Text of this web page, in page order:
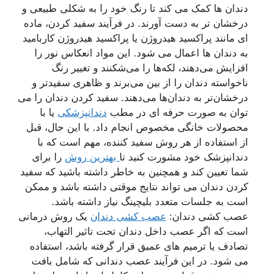
دندان ها کمک می کند تا رنگ خود را به شکلی طبیعی و
درخشان تر به دست آورند. در فرآیند سفید کردن، ماده
ای مانند پراکسید هیدروژن یا پراکسید هیدروژن کاربامید
به دندان ها اعمال می شود. این مواد انعکاس نور را
افزایش می‌دهند، لکه‌ها را می‌شکنند و تغییر رنگ
ناخواسته دندان را از بین می‌برند و ظاهری سفیدتر و
درخشان‌تر به دندان‌ها می‌دهند. سفید کردن دندان را می
توان به صورت حرفه ای در مطب دندانپزشکی یا با
محصولات خانگی مخصوص انجام داد. با این حال، قبل
از استفاده از هر روش سفید کننده، مهم است که با
دندانپزشک خود مشورت کنید تا بهترین روش را برای
شما تعیین کند و همچنین به خاطر داشته باشید که سفید
کردن دندان می تواند نتایج موقتی داشته باشد و ممکن
است به جلسات متعدد بلیچینگ نیاز داشته باشد.
عصب کشی دندان: عصب کشی دندان یک روش درمانی
است که اگر عصب داخل دندان تحت تاثیر التهاب،
تصادف یا ترمیم های عمیق قرار گرفته باشد، استفاده
می شود. در این فرآیند عصب دندانی که شامل بافت